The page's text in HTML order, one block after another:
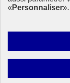
« Personnaliser».
Plan du site
Mentions
Contact